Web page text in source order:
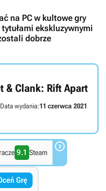
na PC w kultowe gry
ekskluzywnymi
dobrze
& Clank: Rift Apart
Data wydania:11 czerwca 2021
9.1 Steam 
Grę